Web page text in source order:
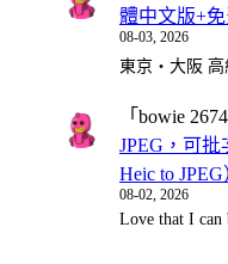
體中文版+免
08-03, 2026
東京・大阪
「 bowie 2674
JPEG，可批
Heic to JPEG
08-02, 2026
Love that I can